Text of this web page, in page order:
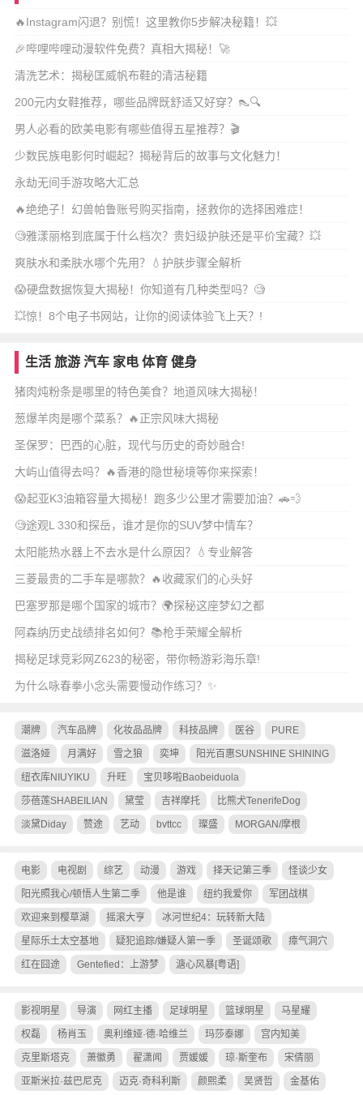
🔥Instagram闪退？别慌！这里教你5步解决秘籍！💥
🎉哔哩哔哩动漫软件免费？真相大揭秘！🚀
清洗艺术：揭秘匡威帆布鞋的清洁秘籍
200元内女鞋推荐，哪些品牌既舒适又好穿？👠🔍
男人必看的欧美电影有哪些值得五星推荐？🎬
少数民族电影何时崛起？揭秘背后的故事与文化魅力！
永劫无间手游攻略大汇总
🔥绝绝子！幻兽帕鲁账号购买指南，拯救你的选择困难症！
🧐雅漾丽格到底属于什么档次？贵妇级护肤还是平价宝藏？💥
爽肤水和柔肤水哪个先用？💧护肤步骤全解析
😱硬盘数据恢复大揭秘！你知道有几种类型吗？🧐
💥惊！8个电子书网站，让你的阅读体验飞上天？!
生活 旅游 汽车 家电 体育 健身
猪肉炖粉条是哪里的特色美食？地道风味大揭秘！
葱爆羊肉是哪个菜系？🔥正宗风味大揭秘
圣保罗：巴西的心脏，现代与历史的奇妙融合!
大屿山值得去吗？🔥香港的隐世秘境等你来探索！
😱起亚K3油箱容量大揭秘！跑多少公里才需要加油？🚗💨
🧐途观L 330和探岳，谁才是你的SUV梦中情车？
太阳能热水器上不去水是什么原因？💧专业解答
三菱最贵的二手车是哪款？🔥收藏家们的心头好
巴塞罗那是哪个国家的城市？🌍探秘这座梦幻之都
阿森纳历史战绩排名如何？📚枪手荣耀全解析
揭秘足球竞彩网Z623的秘密，带你畅游彩海乐章!
为什么咏春拳小念头需要慢动作练习？✨
潮牌 汽车品牌 化妆品品牌 科技品牌 医谷 PURE
滋洛娅 月满好 雪之狼 奕坤 阳光百惠SUNSHINE SHINING
纽衣库NIUYIKU 升旺 宝贝哆啦Baobeiduola
莎蓓莲SHABEILIAN 黛莹 吉祥摩托 比熊犬TenerifeDog
淡黛Diday 赞途 艺动 bvttcc 璨盛 MORGAN/摩根
电影 电视剧 综艺 动漫 游戏 择天记第三季 怪谈少女
阳光照我心/顿悟人生第二季 他是谁 纽约我爱你 军团战棋
欢迎来到樱草湖 摇滚大亨 冰河世纪4：玩转新大陆
星际乐土太空基地 疑犯追踪/嫌疑人第一季 圣诞颂歌 瘴气洞穴
红在囧途 Gentefied：上游梦 溏心风暴[粤语]
影视明星 导演 网红主播 足球明星 篮球明星 马星耀
权磊 杨肖玉 奥利维娅·德·哈维兰 玛莎泰娜 宫内知美
克里斯塔克 萧徽勇 翟潇闻 贾媛媛 琼·斯奎布 宋倩丽
亚斯米拉·兹巴尼克 迈克·奇科利斯 颜熙柔 吴贤哲 金基佑